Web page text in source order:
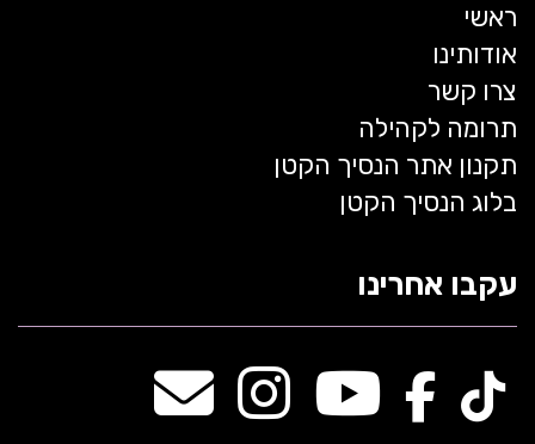
ראשי
אודותינו
צרו קשר
תרומה לקהילה
תקנון אתר הנסיך הקטן
בלוג הנסיך הקטן
עקבו אחרינו